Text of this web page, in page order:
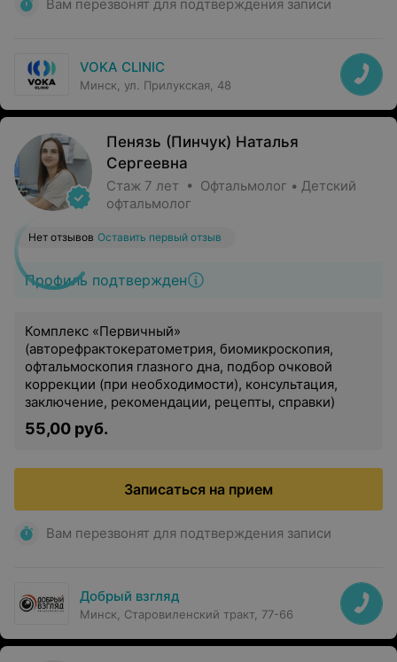
Вам перезвонят для подтверждения записи
VOKA CLINIC
Минск, ул. Прилукская, 48
Пенязь (Пинчук) Наталья
Сергеевна
Стаж 7 лет • Офтальмолог • Детский
офтальмолог
Профиль подтвержден
Нет отзывов Оставить первый отзыв
Комплекс «Первичный»
(авторефрактокератометрия, биомикроскопия,
офтальмоскопия глазного дна, подбор очковой
коррекции (при необходимости), консультация,
заключение, рекомендации, рецепты, справки)
55,00 руб.
Записаться на прием
Вам перезвонят для подтверждения записи
Добрый взгляд
Минск, Старовиленский тракт, 77-66